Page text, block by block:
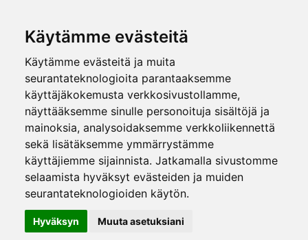
Käytämme evästeitä
Käytämme evästeitä ja muita
seurantateknologioita parantaaksemme
käyttäjäkokemusta verkkosivustollamme,
näyttääksemme sinulle personoituja sisältöjä ja
mainoksia, analysoidaksemme verkkoliikennettä
sekä lisätäksemme ymmärrystämme
käyttäjiemme sijainnista. Jatkamalla sivustomme
selaamista hyväksyt evästeiden ja muiden
seurantateknologioiden käytön.
Hyväksyn Muuta asetuksiani